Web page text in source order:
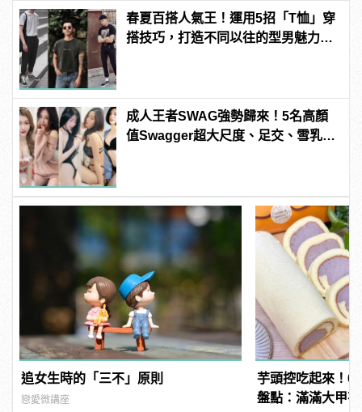
春夏百搭人氣王！運用5招「T恤」穿
搭技巧，打造不同以往的型男魅力！
成人王者SWAG強勢歸來！5名高顏
值Swagger超大尺度、足交、雪乳、
追女生時的「三不」原則
戀愛微講座
芋頭控吃起來！6
盤點：滿滿大甲